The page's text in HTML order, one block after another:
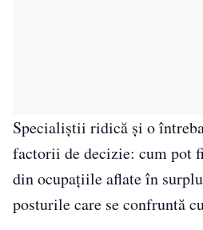
Specialiștii ridică și o
factorii de decizie: cum pot
din ocupațiile aflate în
posturile care se confruntă